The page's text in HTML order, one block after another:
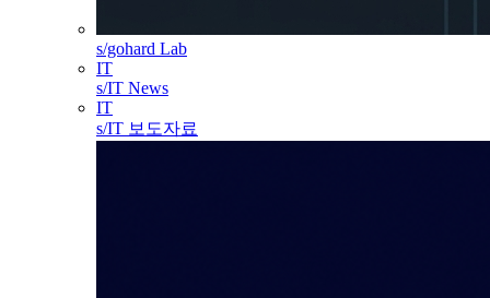
s/gohard Lab
IT
s/IT News
IT
s/IT 보도자료